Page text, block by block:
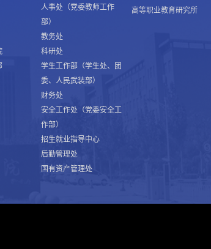
人事处（党委教师工作
部）
教务处
科研处
学生工作部（学生处、团
委、人民武装部）
财务处
安全工作处（党委安全工
作部）
招生就业指导中心
后勤管理处
国有资产管理处
高等职业教育研究所